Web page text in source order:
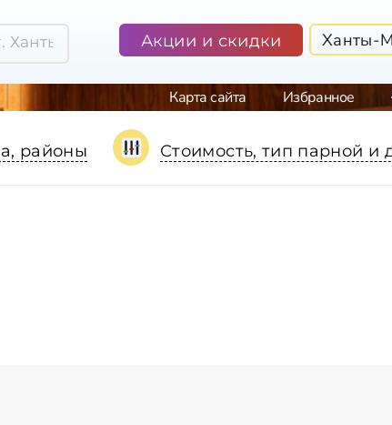
Акции и скидки Ханты-
Карта сайта Избранное
районы Стоимость, тип парной и